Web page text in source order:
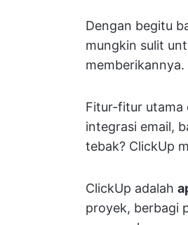
Dengan begitu
mungkin sulit
memberikannya.
Fitur-fitur utama
integrasi email,
tebak? ClickUp
ClickUp adalah
proyek, berbagi